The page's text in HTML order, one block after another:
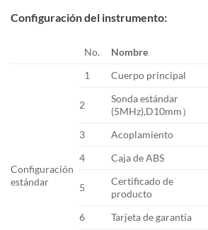
Configuración del instrumento:
No. Nombre
Configuración
estándar
1 Cuerpo principal
2
Sonda estándar
(5MHz),D10mm）
3 Acoplamiento
4
Caja de ABS
5
Certificado de
producto
6 Tarjeta de garantía